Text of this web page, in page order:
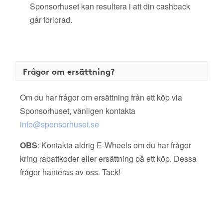
Sponsorhuset kan resultera i att din cashback
går förlorad.
Frågor om ersättning?
Om du har frågor om ersättning från ett köp via
Sponsorhuset, vänligen kontakta
info@sponsorhuset.se
OBS: Kontakta aldrig E-Wheels om du har frågor
kring rabattkoder eller ersättning på ett köp. Dessa
frågor hanteras av oss. Tack!